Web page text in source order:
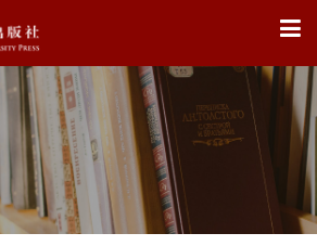
X